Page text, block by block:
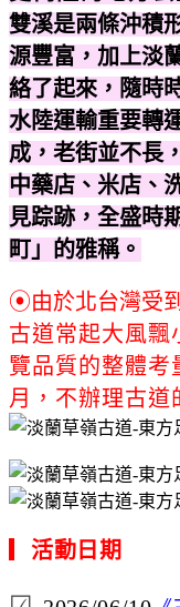
雙溪是兩條沖積
源豐富，加上淡
絡了起來，隨時
水陸運輸重要轉
成 ，老街並不長
中藥店、米店、
見踪跡，全盛時
町」的雅稱。
⦿由於北台灣受
古道常起大風飄
覽品質的整體考
月，不辦理古道
活動日期